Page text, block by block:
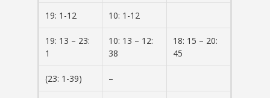
19: 1-12 10: 1-12
19: 13 – 23:
1
10: 13 – 12:
38
18: 15 – 20:
45
(23: 1-39) –